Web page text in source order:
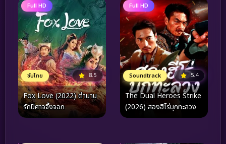
Full HD
ซับไทย 8.5
Fox Love (2022) ตำนาน
รักปีศาจจิ้งจอก
Full HD
Soundtrack 5.4
The Dual Heroes Strike
(2026) สองฮีโร่บุกทะลวง